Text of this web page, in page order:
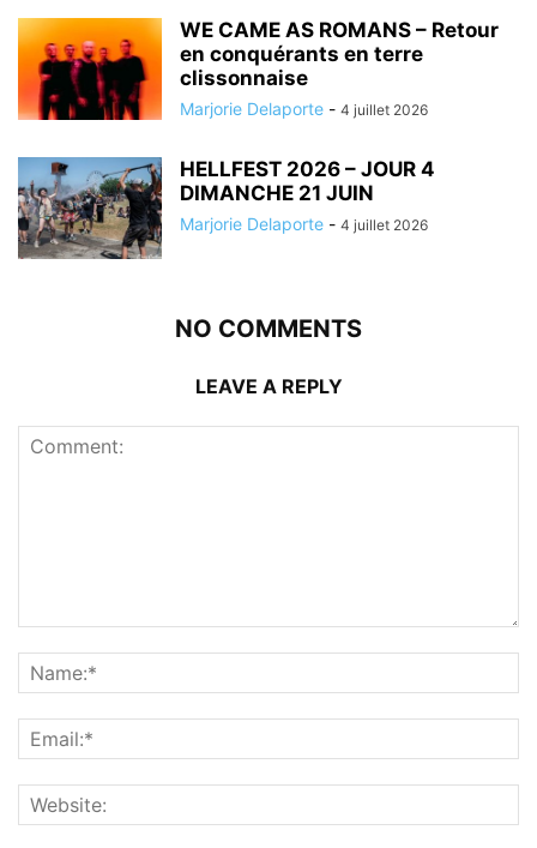
WE CAME AS ROMANS – Retour
en conquérants en terre
clissonnaise
Marjorie Delaporte - 4 juillet 2026
HELLFEST 2026 – JOUR 4
DIMANCHE 21 JUIN
Marjorie Delaporte - 4 juillet 2026
NO COMMENTS
LEAVE A REPLY